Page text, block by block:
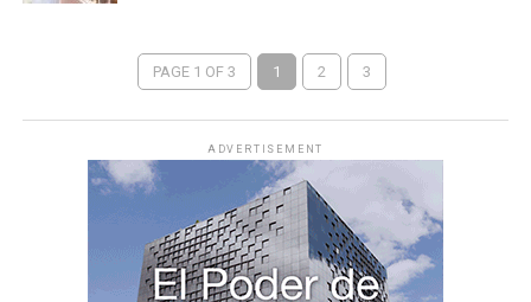
PAGE 1 OF 3 1 2 3
ADVERTISEMENT